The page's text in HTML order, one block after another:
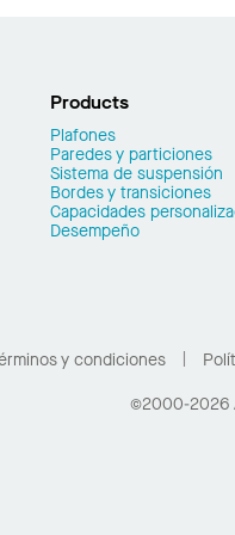
Products
Plafones
Paredes y particiones
Sistema de suspensión
Bordes y transiciones
Capacidades
Desempeño
y condiciones
©2000-2026